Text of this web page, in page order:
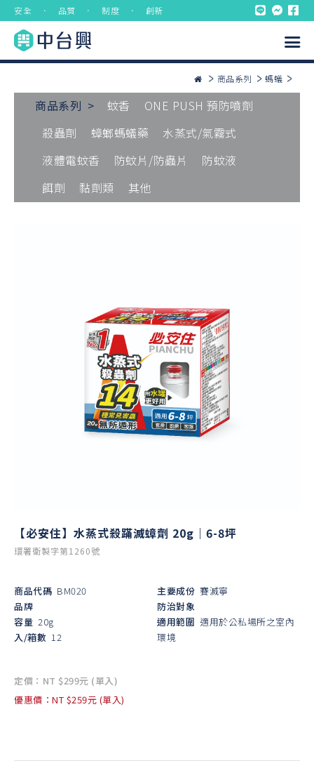
安全 ． 品質 ． 制度 ． 創新
商品系列 螞蟻
商品系列 > 蚊香
ONE PUSH 預防噴劑
殺蟲劑
蟑螂螞蟻藥
水蒸式/氣霧式
液體電蚊香
防蚊片/防蟲片
防蚊液
餌劑
黏劑類 其他
【必安住】水蒸式殺蹣滅蟑劑 20g｜6-8坪
環署衛製字第1260號
商品代碼 BM020
品牌
容量 20g
入/箱數 12
主要成份 賽滅寧
防治對象
適用範圍 適用於公私場所之室內
環境
定價：NT $299元 (單入)
優惠價：NT $259元 (單入)